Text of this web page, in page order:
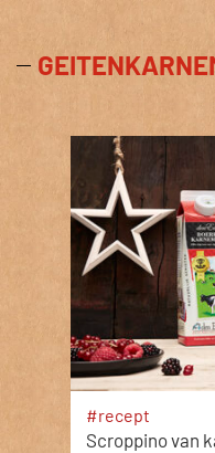
#recept
Scroppino van